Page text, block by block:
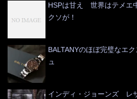
HSPは甘え 世界はテメエ
クソが！
BALTANYのほぼ完璧なエ
ュ
インディ・ジョーンズ レ